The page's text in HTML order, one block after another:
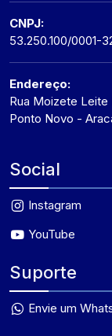
CNPJ:
53.250.100/0001-
Endereço:
Rua Moizete Leite
Ponto Novo -
Social
Instagram
YouTube
Suporte
Envie um